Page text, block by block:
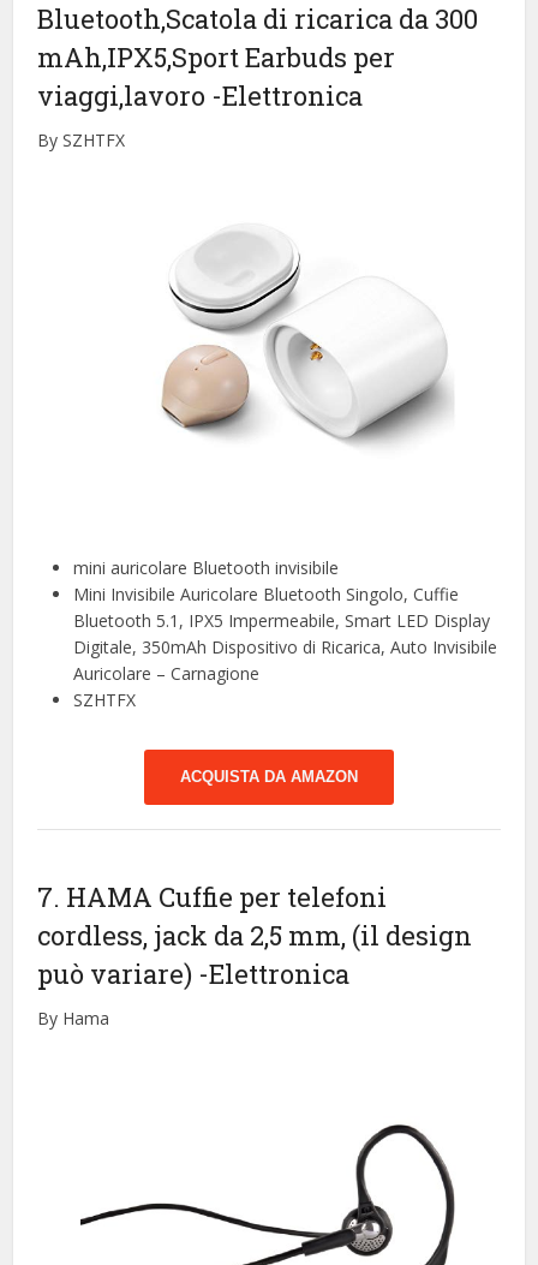
Bluetooth,Scatola di ricarica da 300
mAh,IPX5,Sport Earbuds per
viaggi,lavoro -Elettronica
By SZHTFX
mini auricolare Bluetooth invisibile
Mini Invisibile Auricolare Bluetooth Singolo, Cuffie
Bluetooth 5.1, IPX5 Impermeabile, Smart LED Display
Digitale, 350mAh Dispositivo di Ricarica, Auto Invisibile
Auricolare – Carnagione
SZHTFX
ACQUISTA DA AMAZON
7. HAMA Cuffie per telefoni
cordless, jack da 2,5 mm, (il design
può variare) -Elettronica
By Hama